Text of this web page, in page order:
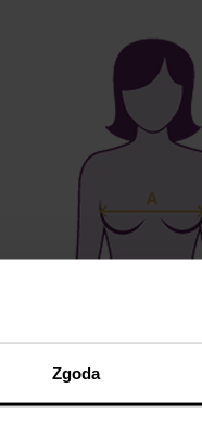
Zgoda